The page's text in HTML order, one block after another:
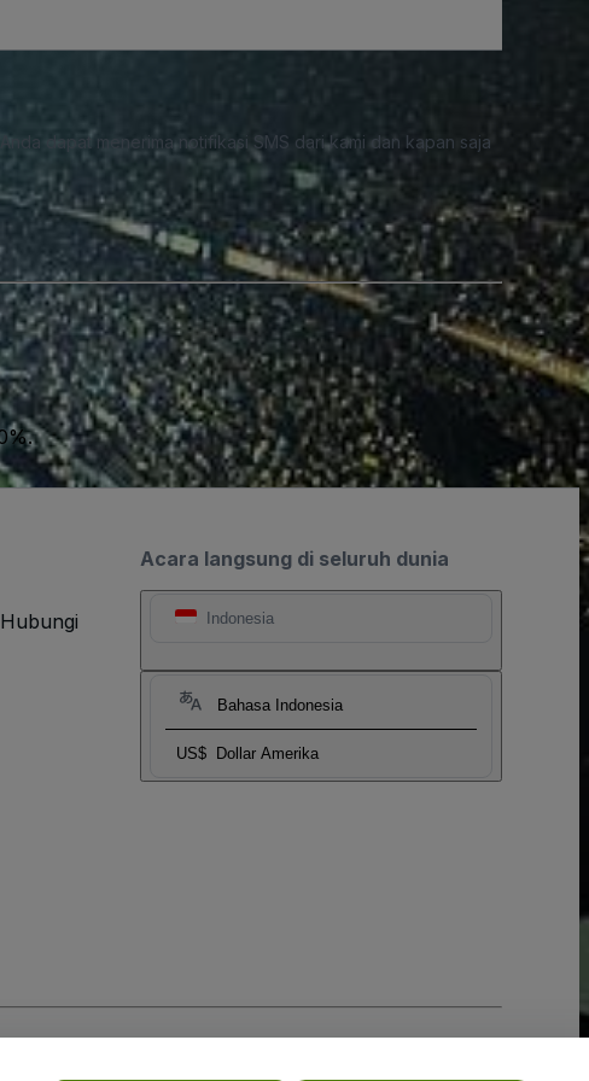
Anda dapat menerima notifikasi SMS dari kami dan kapan saja
Acara langsung di seluruh dunia
Indonesia
Bahasa Indonesia
US$ Dollar Amerika